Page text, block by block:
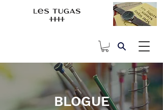
BLOGUE